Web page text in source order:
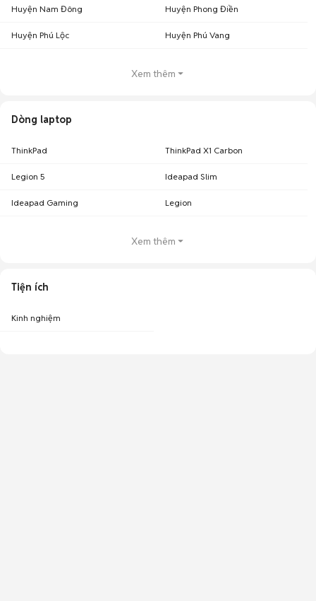
Huyện Nam Đông Huyện Phong Điền
Huyện Phú Lộc Huyện Phú Vang
Xem thêm
Dòng laptop
ThinkPad ThinkPad X1 Carbon
Legion 5 Ideapad Slim
Ideapad Gaming Legion
Xem thêm
Tiện ích
Kinh nghiệm